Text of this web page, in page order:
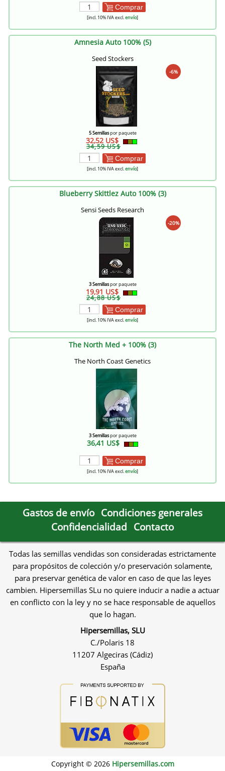
Comprar
[incl. 10% IVA excl.envío]
Amnesia Auto 100% (5)
Seed Stockers
-6%
5 Semillaspor paquete
32,52 US$
34,59 US$
Comprar
[incl. 10% IVA excl.envío]
Blueberry Skittlez Auto 100% (3)
Sensi Seeds Research
-20%
3 Semillaspor paquete
19,91 US$
24,88 US$
Comprar
[incl. 10% IVA excl.envío]
The North Med + 100% (3)
The North Coast Genetics
3 Semillaspor paquete
36,41 US$
Comprar
[incl. 10% IVA excl.envío]
Gastos de envío Condiciones generales
Confidencialidad Contacto
Todas las semillas vendidas son consideradas estrictamente
para propósitos de colección y/o preservación solamente,
para preservar genética de valor en caso de que las leyes
cambien. Hipersemillas SLu no quiere inducir a nadie a actuar
en conflicto con la ley y no se hace responsable de aquellos
que lo hagan.
Hipersemillas, SLU
C./Polaris 18
11207 Algeciras (Cádiz)
España
Copyright © 2026 Hipersemillas.com